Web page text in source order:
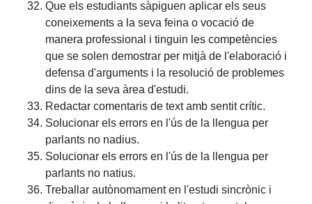
Que els estudiants sàpiguen aplicar els seus
coneixements a la seva feina o vocació de
manera professional i tinguin les competències
que se solen demostrar per mitjà de l'elaboració i
defensa d'arguments i la resolució de problemes
dins de la seva àrea d'estudi.
Redactar comentaris de text amb sentit crític.
Solucionar els errors en l'ús de la llengua per
parlants no nadius.
Solucionar els errors en l'ús de la llengua per
parlants no natius.
Treballar autònomament en l'estudi sincrònic i